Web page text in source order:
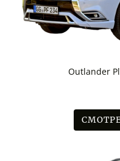
Outlander